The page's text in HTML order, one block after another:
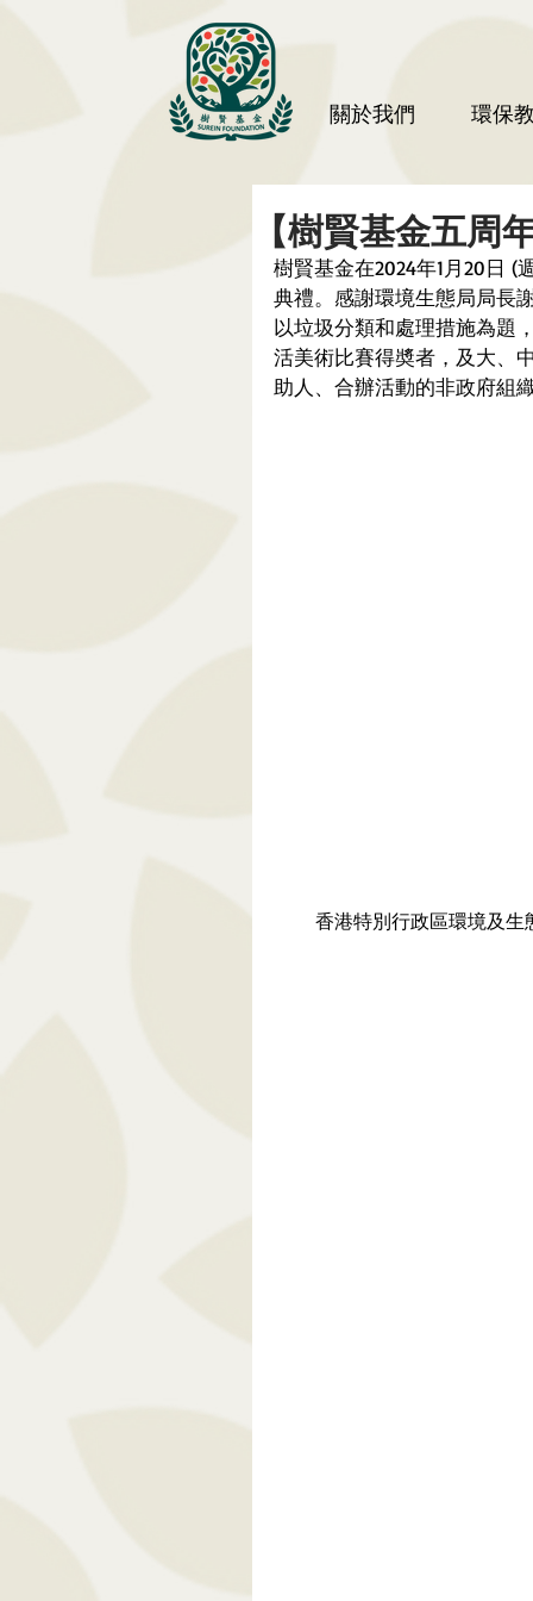
關於我們 環保
【樹賢基金五周
樹賢基金在2024年1月20日 (
典禮。感謝環境生態局局長
以垃圾分類和處理措施為題
活美術比賽得奬者，及大、
助人、合辦活動的非政府組
香港特別行政區環境及生